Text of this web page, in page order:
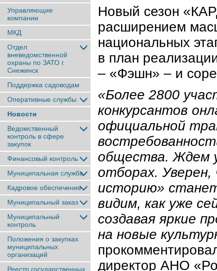
Управляющие
компании
МКД
Отдел
вневедомственной
охраны по ЗАТО г.
Снежинск
Поддержка садоводам
Оперативные службы
Новости
Ведомственный
контроль в сфере
закупок
Финансовый контроль
Муниципальная служба
Кадровое обеспечение
Муниципальный заказ
Муниципальный
контроль
Положения о закупках
муниципальных
организаций
Реестр государственных
Новый сезон
расширением
национальных
в план
– «Фэшн» – и
«Более 2800
конкурсантов
официальной
общества. Ждем
отборах. Уверен,
историю»
видим, как уже
создавая яркие
на новые
директор АНО